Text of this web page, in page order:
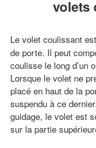
volets
Le volet coulissant
de porte. Il peut
coulisse le long d’un
Lorsque le volet ne
placé en haut de la
suspendu à ce
guidage, le volet est
sur la partie